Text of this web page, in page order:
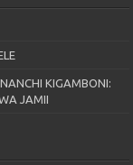
KIGAMBONI:
JAMII